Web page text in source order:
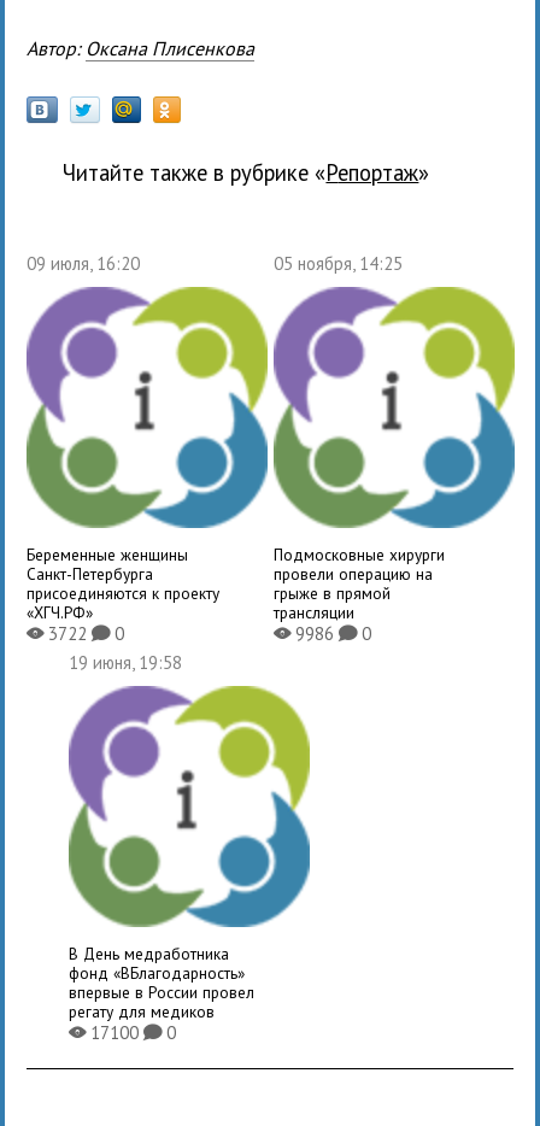
Автор: Оксана Плисенкова
Читайте также в рубрике « Репортаж»
09 июля, 16:20
Беременные женщины
Санкт-Петербурга
присоединяются к проекту
«ХГЧ.РФ»
X3722K0
05 ноября, 14:25
Подмосковные хирурги
провели операцию на
грыже в прямой
трансляции
X9986 K0
19 июня, 19:58
В День медработника
фонд «ВБлагодарность»
впервые в России провел
регату для медиков
X17100K0